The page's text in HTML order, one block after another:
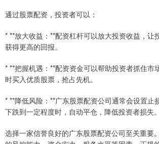
通过股票配资，投资者可以：
* **放大收益：**配资杠杆可以放大投资收益，让
获得更高的回报。
* **把握机遇：**配资资金可以帮助投资者抓住市
时买入优质股票，抢占先机。
* **降低风险：**广东股票配资公司通常会设置止
下跌到一定程度时，自动平仓，降低投资者损失。
选择一家信誉良好的广东股票配资公司至关重要